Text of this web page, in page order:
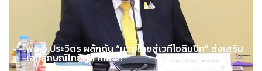
พล.อ.ประวิตร ผลักดัน “มวยไทยสู่เวทีโอลิมปิก” ส่งเสริม
เอกลักษณ์ไทยสู่สากล !!!